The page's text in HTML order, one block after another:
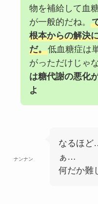
物を補給して血
が一般的だね。
根本からの解決
だ。低血糖症は
がっただけじゃ
は糖代謝の悪化
よ
ナンナン
なるほど
ぁ…
何だか難